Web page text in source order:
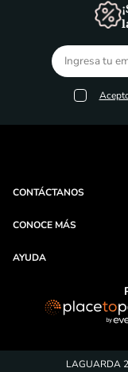
CONTÁCTANOS
CONOCE MÁS
AYUDA
LAGUARDA